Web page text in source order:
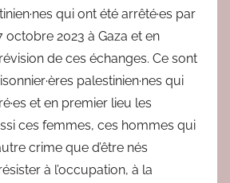
qui ont été arrêté·es par
octobre 2023 à Gaza et en
de ces échanges. Ce sont
palestinien·nes qui
et en premier lieu les
ces femmes, ces hommes qui
crime que d’être nés
à l’occupation, à la